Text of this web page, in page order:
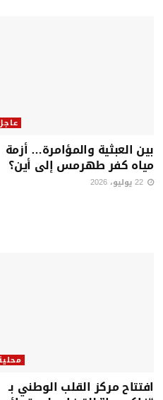
بين العبثية والمؤامرة… أزمة
مياه كفر طهرمس إلى أين؟
افتتاح مركز القلب الوطني بـ